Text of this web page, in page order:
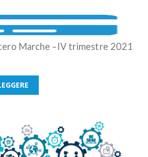
Marche –IV trimestre 2021